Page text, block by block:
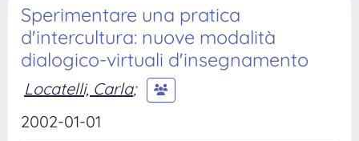
Sperimentare una pratica
d'intercultura: nuove modalità
dialogico-virtuali d'insegnamento
Locatelli, Carla;
2002-01-01